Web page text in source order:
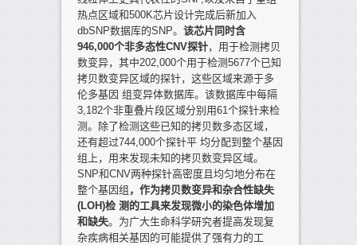
热点区域和500K芯片设计完成后新加入
dbSNP数据库的SNP。 该芯片同时含
946,000个非多态性CNV探针，用于检测拷贝
数变异，其中202,000个用于检测5677个已知
拷贝数变异区域的探针，这些区域来源于多
伦多基因 组变异体数据库。该数据库中每隔
3,182个非重叠片段区域分别用61个探针来检
测。除了检测这些已知的拷贝数多态区域，
还有超过744,000个探针平 均分配到整个基因
组上，用来发现未知的拷贝数变异区域。
SNP和CNV两种探针高密度且均匀地分布在
整个基因组 ，作为拷贝数变异和杂合性缺失
(LOH)检 测的工具来发现微小的染色体增加
和缺失。为广大生命科学研究者提高发现复
杂疾病相关基因的可能提供了强有力的工